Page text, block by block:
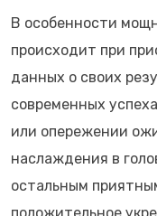
В особенности
происходит при
данных о своих
современных
или опережении
наслаждения в
остальным